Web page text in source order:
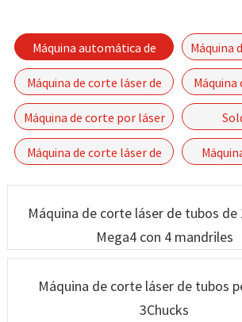
Máquina automática de
corte por láser de fibra de
tubos Serie P-(A)
Máquina
de
Máquina de corte láser de
tubos e placas
fibra de
Máquina de corte por láser
de fibra con motor lineal-
Máquina de corte láser de
Máquina de corte láser de tubos
Mega4 con 4 mandriles
Máquina de corte láser de tubos
3Chucks